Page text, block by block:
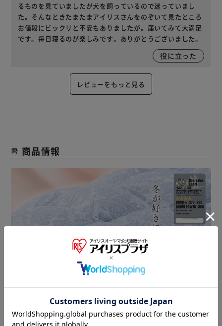
るものを見ていましたが犬を飼っているので迷っていまし
た。そんなときたまたまアイリスさんをのぞいて見たところ
お値段にビックリと不安もありましたが。届いてみて大満足
です。毎日寝るのが楽しみです。ありがとうございました。
役に立った
レビューをもっと見る
商品情報